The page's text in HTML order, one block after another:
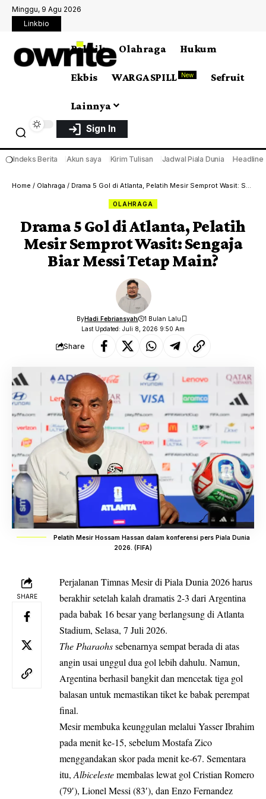
Minggu, 9 Agu 2026
Linkbio
Politik Olahraga Hukum
Ekbis WARGA SPILL New Sefruit
Lainnya
Sign In
❍Indeks Berita Akun saya Kirim Tulisan Jadwal Piala Dunia Headline
Home / Olahraga / Drama 5 Gol di Atlanta, Pelatih Mesir Semprot Wasit: Sengaja Biar Messi Tetap Main?
OLAHRAGA
Drama 5 Gol di Atlanta, Pelatih
Mesir Semprot Wasit: Sengaja
Biar Messi Tetap Main?
Last Updated: Juli 8, 2026 9:50 Am
ByHadi Febriansyah 1 Bulan Lalu
Share
Pelatih Mesir Hossam Hassan dalam konferensi pers Piala Dunia
2026. (FIFA)
SHARE
Perjalanan Timnas Mesir di Piala Dunia 2026harus
berakhir setelah kalah dramatis 2-3 dari Argentina
pada babak 16 besar yang berlangsung di Atlanta
Stadium, Selasa, 7 Juli 2026.
The Pharaohssebenarnya sempat berada di atas
angin usai unggul dua gol lebih dahulu. Namun,
Argentina berhasil bangkit dan mencetak tiga gol
balasan untuk memastikan tiket ke babak perempat
final.
Mesir membuka keunggulan melalui Yasser Ibrahim
pada menit ke-15, sebelum Mostafa Zico
menggandakan skor pada menit ke-67. Sementara
itu, Albicelestemembalas lewat gol Cristian Romero
(79′), Lionel Messi (83′), dan Enzo Fernandez